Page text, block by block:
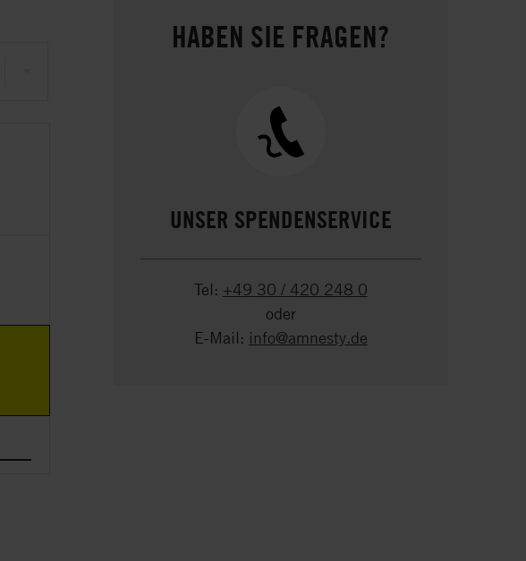
HABEN SIE FRAGEN?
UNSER SPENDENSERVICE
Tel: +49 30 / 420 248 0
oder
E-Mail: info@amnesty.de